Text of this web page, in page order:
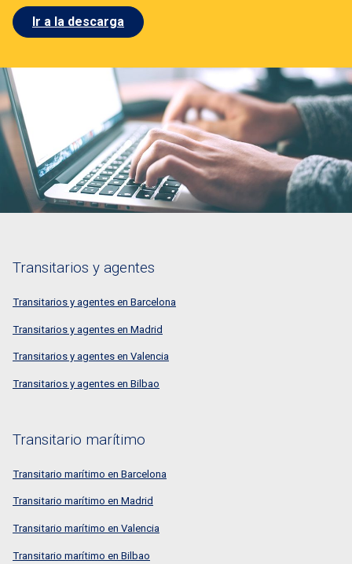
Ir a la descarga
Transitarios y agentes
Transitarios y agentes en Barcelona
Transitarios y agentes en Madrid
Transitarios y agentes en Valencia
Transitarios y agentes en Bilbao
Transitario marítimo
Transitario marítimo en Barcelona
Transitario marítimo en Madrid
Transitario marítimo en Valencia
Transitario marítimo en Bilbao